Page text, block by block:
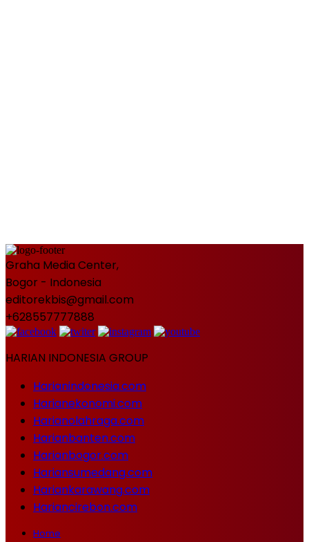
Graha Media Center,
Bogor - Indonesia
editorekbis@gmail.com
+628557777888
HARIAN INDONESIA GROUP
Harianindonesia.com
Harianekonomi.com
Harianolahraga.com
Harianbanten.com
Harianbogor.com
Hariansumedang.com
Hariankarawang.com
Hariancirebon.com
Home